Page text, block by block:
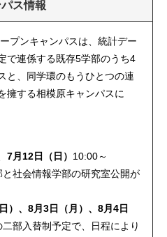
ス情報
プンキャンパスは、統計デー
で連係する既存5学部のうち4
と、同学環のもうひとつの連
擁する相模原キャンパスに
7月12日（日） 10:00～
社会情報学部の研究室公開が
）、8月3日（月）、8月4日
部入替制予定で、日程により